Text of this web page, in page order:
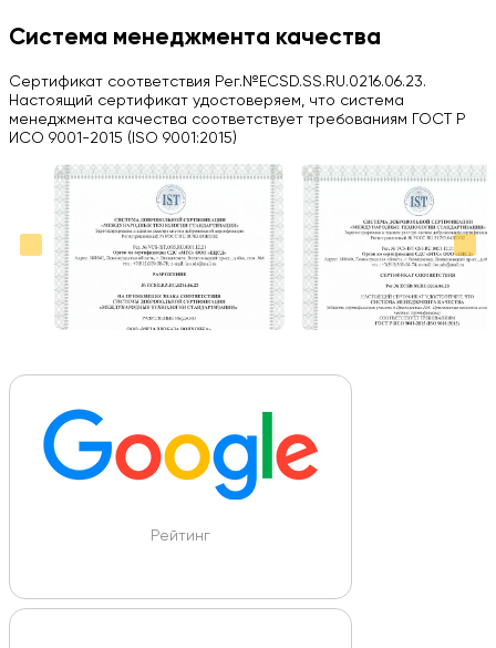
H
03.09.2024
Вся работа выполнена в срок. Всем рекомендую
Больше отзывов на Google Maps
Система менеджмента качества
Сертификат соответствия Рег.№ECSD.SS.RU.0216.06.23.
Настоящий сертификат удостоверяем, что система
менеджмента качества соответствует требованиям ГОСТ Р
ИСО 9001-2015 (ISO 9001:2015)
Рейтинг